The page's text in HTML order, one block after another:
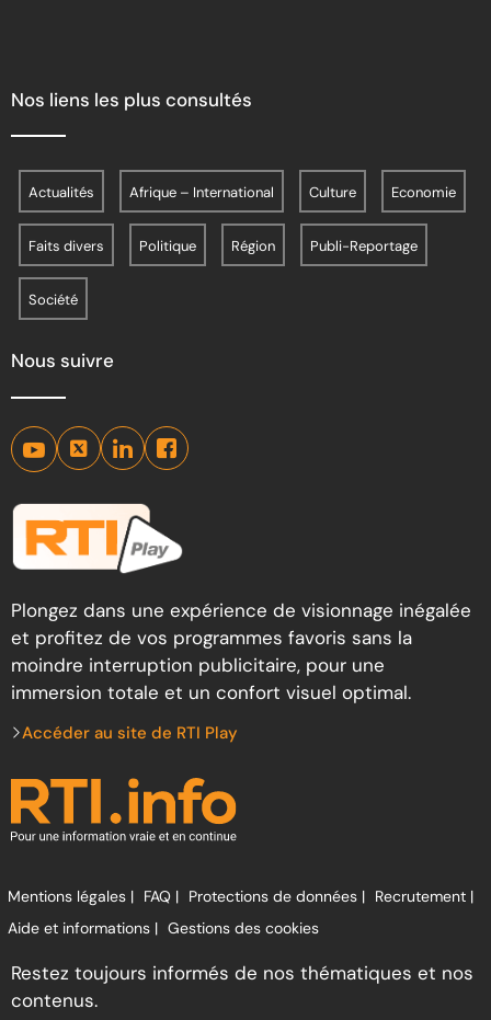
Nos liens les plus consultés
Actualités Afrique – International Culture Economie
Faits divers Politique Région Publi-Reportage
Société
Nous suivre
Plongez dans une expérience de visionnage inégalée
et profitez de vos programmes favoris sans la
moindre interruption publicitaire, pour une
immersion totale et un confort visuel optimal.
Accéder au site de RTI Play
Mentions légales | FAQ | Protections de données | Recrutement |
Aide et informations | Gestions des cookies
Restez toujours informés de nos thématiques et nos
contenus.